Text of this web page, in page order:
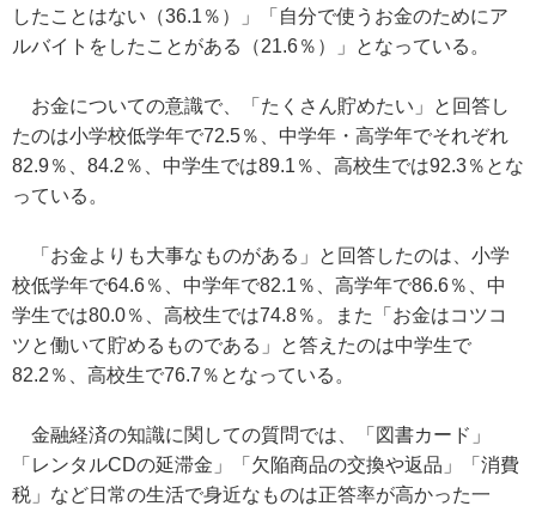
したことはない（36.1％）」「自分で使うお金のためにア
ルバイトをしたことがある（21.6％）」となっている。
お金についての意識で、「たくさん貯めたい」と回答し
たのは小学校低学年で72.5％、中学年・高学年でそれぞれ
82.9％、84.2％、中学生では89.1％、高校生では92.3％とな
っている。
「お金よりも大事なものがある」と回答したのは、小学
校低学年で64.6％、中学年で82.1％、高学年で86.6％、中
学生では80.0％、高校生では74.8％。また「お金はコツコ
ツと働いて貯めるものである」と答えたのは中学生で
82.2％、高校生で76.7％となっている。
金融経済の知識に関しての質問では、「図書カード」
「レンタルCDの延滞金」「欠陥商品の交換や返品」「消費
税」など日常の生活で身近なものは正答率が高かった一